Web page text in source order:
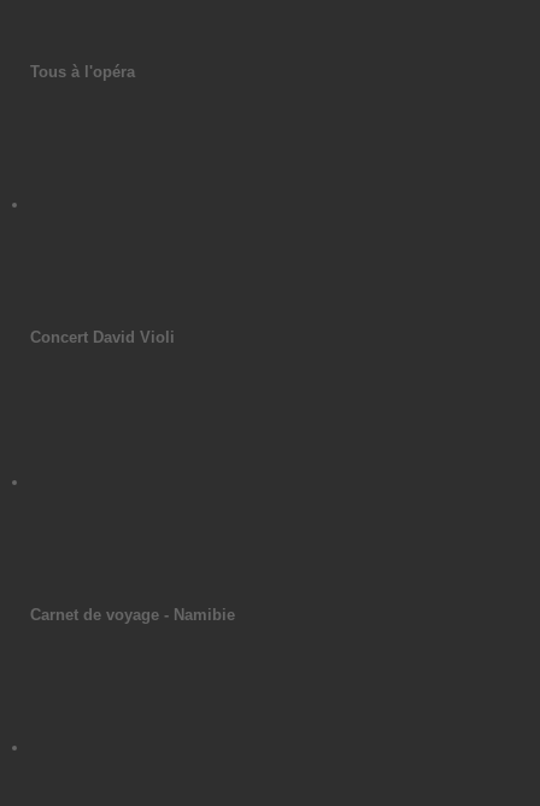
Tous à l'opéra
Concert David Violi
Carnet de voyage - Namibie